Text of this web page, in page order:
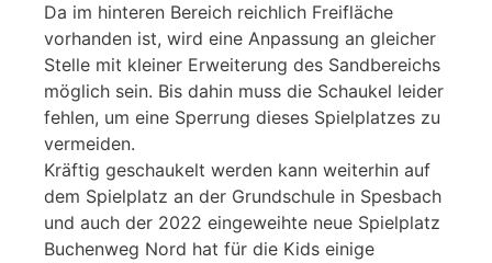
Da im hinteren Bereich reichlich Freifläche
vorhanden ist, wird eine Anpassung an gleicher
Stelle mit kleiner Erweiterung des Sandbereichs
möglich sein. Bis dahin muss die Schaukel leider
fehlen, um eine Sperrung dieses Spielplatzes zu
vermeiden.
Kräftig geschaukelt werden kann weiterhin auf
dem Spielplatz an der Grundschule in Spesbach
und auch der 2022 eingeweihte neue Spielplatz
Buchenweg Nord hat für die Kids einige